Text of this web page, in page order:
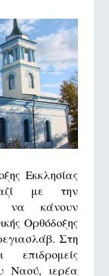
Εκκλησίας
με την
να κάνουν
Ορθόδοξης
Στη
Ναού, ιερέα